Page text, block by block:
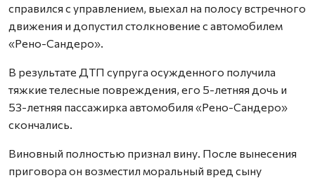
справился с управлением, выехал на полосу встречного
движения и допустил столкновение с автомобилем
«Рено-Сандеро».
В результате ДТП супруга осужденного получила
тяжкие телесные повреждения, его 5-летняя дочь и
53-летняя пассажирка автомобиля «Рено-Сандеро»
скончались.
Виновный полностью признал вину. После вынесения
приговора он возместил моральный вред сыну